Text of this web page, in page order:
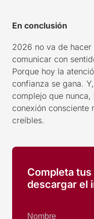
En conclusión
2026 no va de
comunicar con
Porque hoy la
confianza se gana.
complejo que
conexión consciente
creíbles.
Completa
descargar el
Nombre